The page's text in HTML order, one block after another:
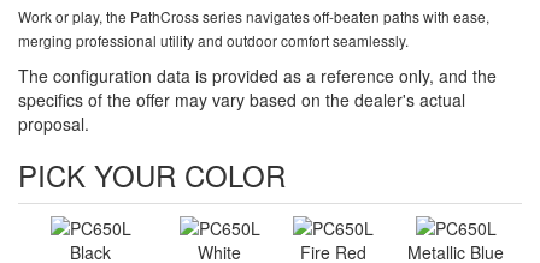
Work or play, the PathCross series navigates off-beaten paths with ease,
merging professional utility and outdoor comfort seamlessly.
The configuration data is provided as a reference only, and the
specifics of the offer may vary based on the dealer's actual
proposal.
PICK YOUR COLOR
Black White Fire Red Metallic Blue